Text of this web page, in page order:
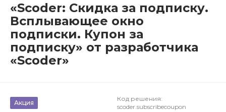
«Scoder: Скидка за подписку.
Всплывающее окно
подписки. Купон за
подписку» от разработчика
«Scoder»
Акция
Код решения:
scoder.subscribecoupon